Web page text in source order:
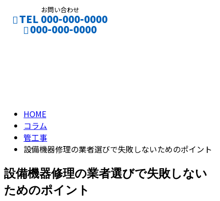
お問い合わせ
TEL 000-000-0000
000-000-0000
HOME
コラム
管工事
設備機器修理の業者選びで失敗しないためのポイント
設備機器修理の業者選びで失敗しない
ためのポイント